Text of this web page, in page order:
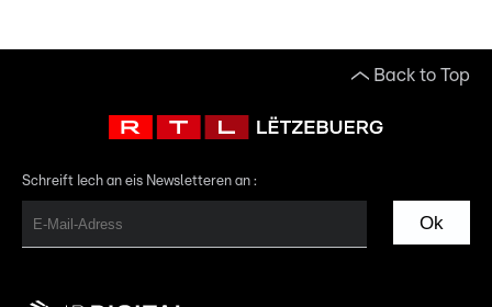
Back to Top
Schreift Iech an eis Newsletteren an :
Ok